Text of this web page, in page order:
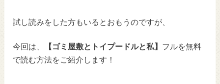
試し読みをした方もいるとおもうのですが、
今回は、 【ゴミ屋敷とトイプードルと私】 フルを無料
で読む方法をご紹介します！